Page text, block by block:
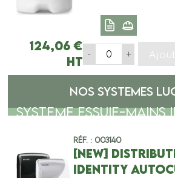
124,06€
HT
- +
NOS SYSTEMES
SYSTEME ESSUIE-MAINS
Réf. : 003140
[NEW]
IDENTITY